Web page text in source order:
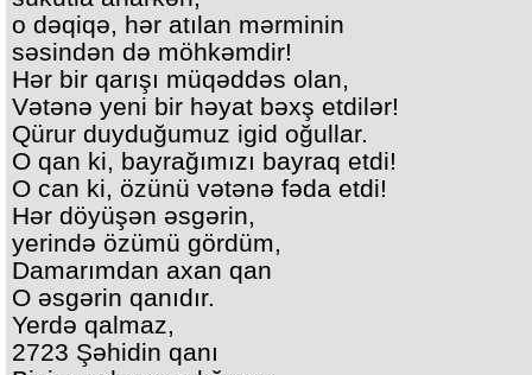
o dəqiqə, hər atılan mərminin
səsindən də möhkəmdir!
Hər bir qarışı müqəddəs olan,
Vətənə yeni bir həyat bəxş etdilər!
Qürur duyduğumuz igid oğullar.
O qan ki, bayrağımızı bayraq etdi!
O can ki, özünü vətənə fəda etdi!
Hər döyüşən əsgərin,
yerində özümü gördüm,
Damarımdan axan qan
O əsgərin qanıdır.
Yerdə qalmaz,
2723 Şəhidin qanı